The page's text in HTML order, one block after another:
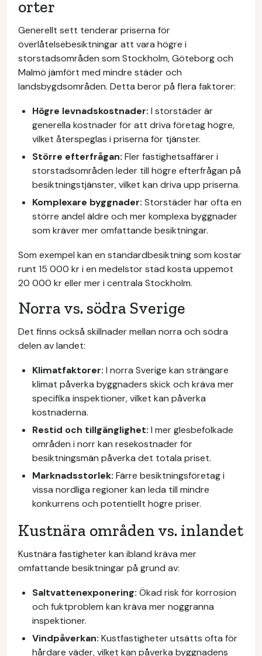
orter
Generellt sett tenderar priserna för
överlåtelsebesiktningar att vara högre i
storstadsområden som Stockholm, Göteborg och
Malmö jämfört med mindre städer och
landsbygdsområden. Detta beror på flera faktorer:
Högre levnadskostnader: I storstäder är
generella kostnader för att driva företag högre,
vilket återspeglas i priserna för tjänster.
Större efterfrågan: Fler fastighetsaffärer i
storstadsområden leder till högre efterfrågan på
besiktningstjänster, vilket kan driva upp priserna.
Komplexare byggnader: Storstäder har ofta en
större andel äldre och mer komplexa byggnader
som kräver mer omfattande besiktningar.
Som exempel kan en standardbesiktning som kostar
runt 15 000 kr i en medelstor stad kosta uppemot
20 000 kr eller mer i centrala Stockholm.
Norra vs. södra Sverige
Det finns också skillnader mellan norra och södra
delen av landet:
Klimatfaktorer: I norra Sverige kan strängare
klimat påverka byggnaders skick och kräva mer
specifika inspektioner, vilket kan påverka
kostnaderna.
Restid och tillgänglighet: I mer glesbefolkade
områden i norr kan resekostnader för
besiktningsmän påverka det totala priset.
Marknadsstorlek: Färre besiktningsföretag i
vissa nordliga regioner kan leda till mindre
konkurrens och potentiellt högre priser.
Kustnära områden vs. inlandet
Kustnära fastigheter kan ibland kräva mer
omfattande besiktningar på grund av:
Saltvattenexponering: Ökad risk för korrosion
och fuktproblem kan kräva mer noggranna
inspektioner.
Vindpåverkan: Kustfastigheter utsätts ofta för
hårdare väder, vilket kan påverka byggnadens